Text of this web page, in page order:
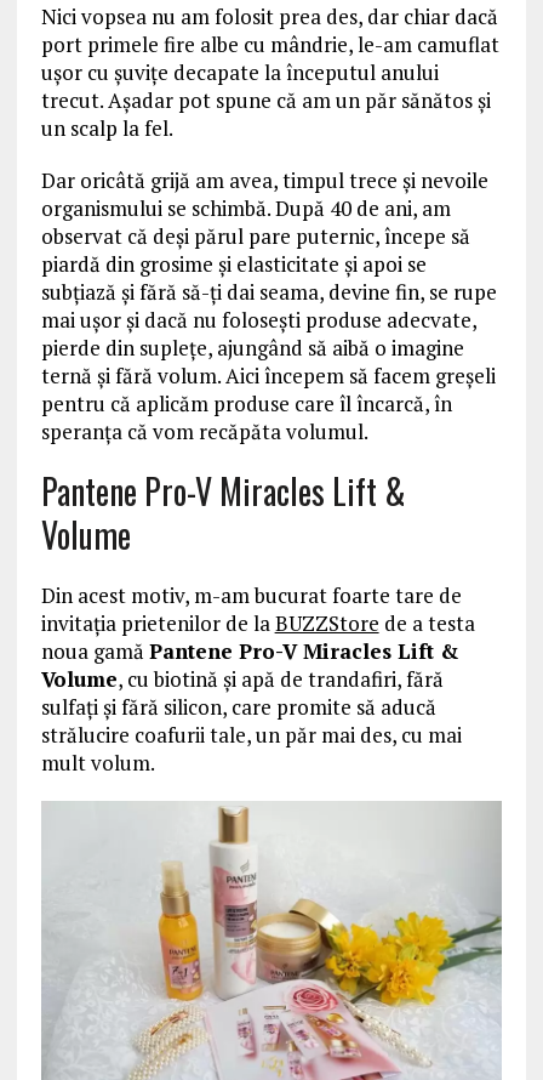
Nici vopsea nu am folosit prea des, dar chiar dacă
port primele fire albe cu mândrie, le-am camuflat
ușor cu șuvițe decapate la începutul anului
trecut. Așadar pot spune că am un păr sănătos și
un scalp la fel.
Dar oricâtă grijă am avea, timpul trece și nevoile
organismului se schimbă. După 40 de ani, am
observat că deși părul pare puternic, începe să
piardă din grosime și elasticitate și apoi se
subțiază și fără să-ți dai seama, devine fin, se rupe
mai ușor și dacă nu folosești produse adecvate,
pierde din suplețe, ajungând să aibă o imagine
ternă și fără volum. Aici începem să facem greșeli
pentru că aplicăm produse care îl încarcă, în
speranța că vom recăpăta volumul.
Pantene Pro-V Miracles Lift &
Volume
Din acest motiv, m-am bucurat foarte tare de
invitația prietenilor de la BUZZStore de a testa
noua gamă Pantene Pro-V Miracles Lift &
Volume, cu biotină și apă de trandafiri, fără
sulfați și fără silicon, care promite să aducă
strălucire coafurii tale, un păr mai des, cu mai
mult volum.